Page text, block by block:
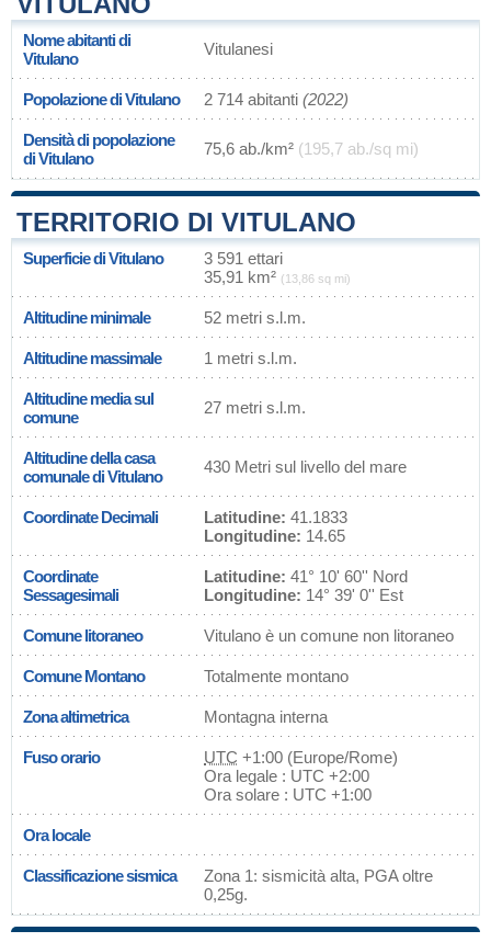
Nome abitanti di
Vitulano
Vitulanesi
Popolazione di Vitulano 2 714 abitanti (2022)
Densità di popolazione
di Vitulano
75,6 ab./km² (195,7 ab./sq mi)
TERRITORIO DI VITULANO
Superficie di Vitulano
3 591 ettari
35,91 km² (13,86 sq mi)
Altitudine minimale 52 metri s.l.m.
Altitudine massimale 1 metri s.l.m.
Altitudine media sul
comune
27 metri s.l.m.
Altitudine della casa
comunale di Vitulano
430 Metri sul livello del mare
Coordinate Decimali Latitudine: 41.1833
Longitudine: 14.65
Coordinate
Sessagesimali
Latitudine: 41° 10' 60'' Nord
Longitudine: 14° 39' 0'' Est
Comune litoraneo Vitulano è un comune non litoraneo
Comune Montano Totalmente montano
Zona altimetrica Montagna interna
Fuso orario UTC +1:00 (Europe/Rome)
Ora legale : UTC +2:00
Ora solare : UTC +1:00
Ora locale
Classificazione sismica
Zona 1: sismicità alta, PGA oltre
0,25g.